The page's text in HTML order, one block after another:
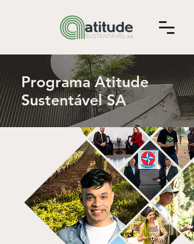
Programa Atitude
Sustentável SA